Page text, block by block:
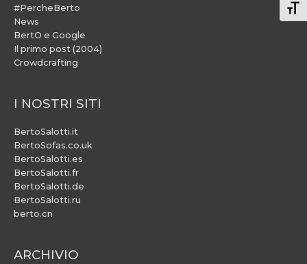
#PercheBerto
News
BertO e Google
Il primo post (2004)
Crowdcrafting
I NOSTRI SITI
BertoSalotti.it
BertoSofas.co.uk
BertoSalotti.es
BertoSalotti.fr
BertoSalotti.de
BertoSalotti.ru
berto.cn
ARCHIVIO
ARCHIVIO